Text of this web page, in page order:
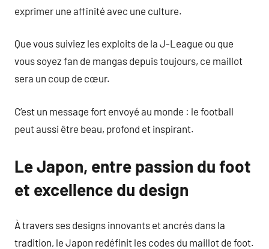
exprimer une affinité avec une culture.
Que vous suiviez les exploits de la J-League ou que
vous soyez fan de mangas depuis toujours, ce maillot
sera un coup de cœur.
C’est un message fort envoyé au monde : le football
peut aussi être beau, profond et inspirant.
Le Japon, entre passion du foot
et excellence du design
À travers ses designs innovants et ancrés dans la
tradition, le Japon redéfinit les codes du maillot de foot.